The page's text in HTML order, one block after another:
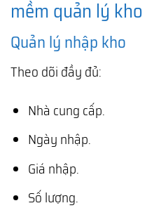
mềm quản lý kho
Quản lý nhập kho
Theo dõi đầy đủ:
Nhà cung cấp.
Ngày nhập.
Giá nhập.
Số lượng.